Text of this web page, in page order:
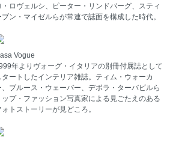
・ロヴェルシ、ピーター・リンドバーグ、スティ
ブン・マイゼルらが常連で誌面を構成した時代。
Vogue
年よりヴォーグ・イタリアの別冊付属誌として
タートしたインテリア雑誌。ティム・ウォーカ
、ブルース・ウェーバー、デボラ・ターバビルら
ップ・ファッション写真家による見ごたえのある
ォトストーリーが見どころ。